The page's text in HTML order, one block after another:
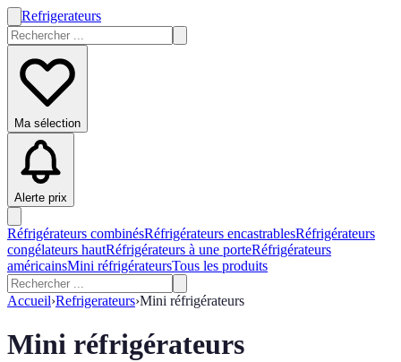
Refrigerateurs
Ma sélection
Alerte prix
Réfrigérateurs combinésRéfrigérateurs encastrablesRéfrigérateurs
congélateurs hautRéfrigérateurs à une porteRéfrigérateurs
américainsMini réfrigérateursTous les produits
Accueil›Refrigerateurs›Mini réfrigérateurs
Mini réfrigérateurs